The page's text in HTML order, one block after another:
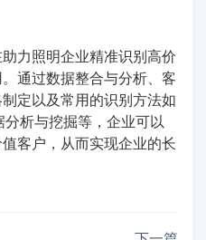
力照明企业精准识别高价
通过数据整合与分析、客
定以及常用的识别方法如
析与挖掘等，企业可以
客户，从而实现企业的长